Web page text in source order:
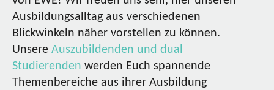
Ausbildungsalltag aus verschiedenen
Blickwinkeln näher vorstellen zu können.
Unsere Auszubildenden und dual
Studierenden werden Euch spannende
Themenbereiche aus ihrer Ausbildung